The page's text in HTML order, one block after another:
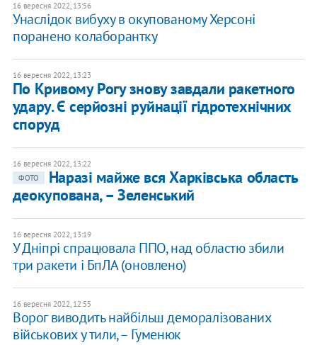
16 вересня 2022, 13:56
Унаслідок вибуху в окупованому Херсоні
поранено колаборантку
16 вересня 2022, 13:23
По Кривому Рогу знову завдали ракетного
удару. Є серйозні руйнації гідротехнічних
споруд
16 вересня 2022, 13:22
ФОТО
​Наразі майже вся Харківська область
деокупована, – Зеленський
16 вересня 2022, 13:19
У Дніпрі спрацювала ППО, над областю збили
три ракети і БпЛА (оновлено)
16 вересня 2022, 12:55
Ворог виводить найбільш деморалізованих
військових у тили, – Гуменюк